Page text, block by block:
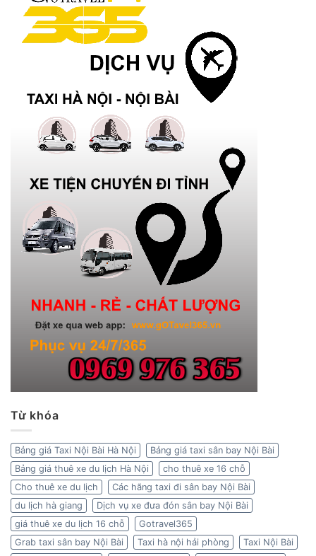
Từ khóa
Bảng giá Taxi Nội Bài Hà Nội
Bảng giá taxi sân bay Nội Bài
Bảng giá thuê xe du lịch Hà Nội
cho thuê xe 16 chỗ
Cho thuê xe du lịch
Các hãng taxi đi sân bay Nội Bài
du lịch hà giang
Dịch vụ xe đưa đón sân bay Nội Bài
giá thuê xe du lịch 16 chỗ
Gotravel365
Grab taxi sân bay Nội Bài
Taxi hà nội hải phòng
Taxi Nội Bài